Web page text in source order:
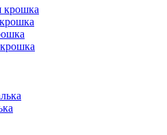
крошка